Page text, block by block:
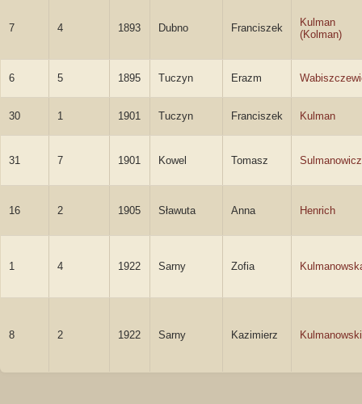
7 4 1893 Dubno Franciszek
Kulman
(Kolman)
6 5 1895 Tuczyn Erazm
30 1 1901 Tuczyn Franciszek Kulman
31 7 1901 Kowel Tomasz Sulmanowicz
16 2 1905 Sławuta Anna Henrich
1 4 1922 Sarny Zofia
8 2 1922 Sarny Kazimierz Kulmanowski